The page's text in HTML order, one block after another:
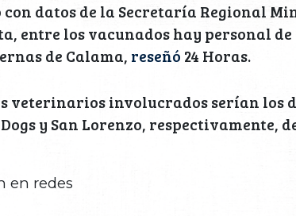
con datos de la Secretaría Regional
entre los vacunados hay personal
de Calama, reseñó 24 Horas.
veterinarios involucrados serían los
y San Lorenzo, respectivamente,
en redes